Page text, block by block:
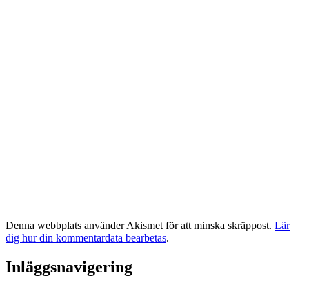
Denna webbplats använder Akismet för att minska skräppost. Lär
dig hur din kommentardata bearbetas.
Inläggsnavigering